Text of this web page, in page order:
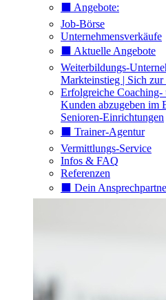
⬛️ Angebote:
Job-Börse
Unternehmensverkäufe
⬛️ Aktuelle Angebote
Weiterbildungs-
Markteinstieg | Sich
Erfolgreiche
Kunden abzugeben im
Senioren-Einrichtungen
⬛️ Trainer-Agentur
Vermittlungs-Service
Infos & FAQ
Referenzen
⬛️ Dein